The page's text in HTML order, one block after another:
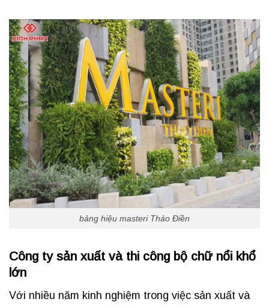
bảng hiệu masteri Thảo Điền
Công ty sản xuất và thi công bộ chữ nổi khổ
lớn
Với nhiều năm kinh nghiệm trong việc sản xuất và